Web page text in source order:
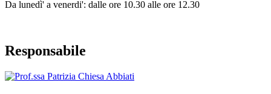
Da lunedì' a venerdi': dalle ore 10.30 alle ore 12.30
Responsabile